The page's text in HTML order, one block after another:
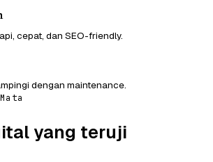
cepat, dan SEO-friendly.
dengan maintenance.
yang teruji